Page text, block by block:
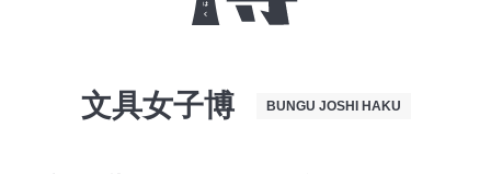
文具女子博 BUNGU JOSHI HAKU